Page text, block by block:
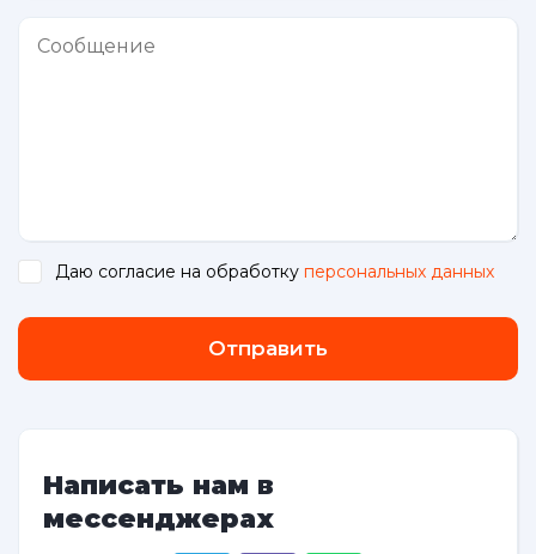
Даю согласие на обработку персональных данных
Отправить
Написать нам в
мессенджерах